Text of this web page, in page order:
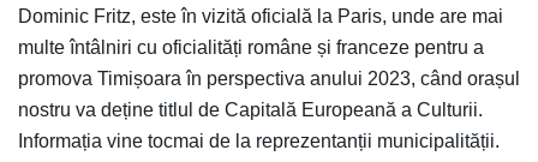
Dominic Fritz, este în vizită oficială la Paris, unde are mai
multe întâlniri cu oficialități române și franceze pentru a
promova Timișoara în perspectiva anului 2023, când orașul
nostru va deține titlul de Capitală Europeană a Culturii.
Informația vine tocmai de la reprezentanții municipalității.